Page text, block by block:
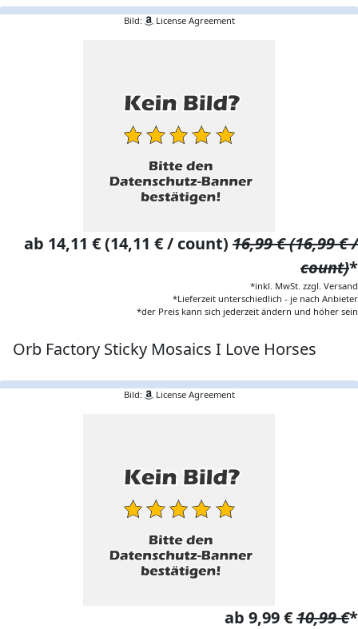
Bild: License Agreement
ab 14,11 € (14,11 € / count) 16,99 € (16,99 € /
count)*
*inkl. MwSt. zzgl. Versand
*Lieferzeit unterschiedlich - je nach Anbieter
*der Preis kann sich jederzeit ändern und höher sein
Orb Factory Sticky Mosaics I Love Horses
Bild: License Agreement
ab 9,99 €10,99 €*